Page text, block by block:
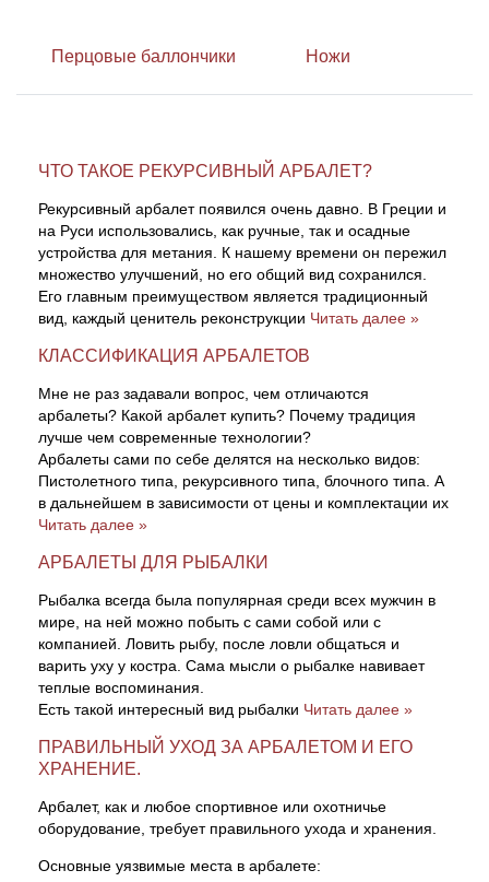
Перцовые баллончики Ножи
ЧТО ТАКОЕ РЕКУРСИВНЫЙ АРБАЛЕТ?
Рекурсивный арбалет появился очень давно. В Греции и
на Руси использовались, как ручные, так и осадные
устройства для метания. К нашему времени он пережил
множество улучшений, но его общий вид сохранился.
Его главным преимуществом является традиционный
вид, каждый ценитель реконструкции Читать далее »
КЛАССИФИКАЦИЯ АРБАЛЕТОВ
Мне не раз задавали вопрос, чем отличаются
арбалеты? Какой арбалет купить? Почему традиция
лучше чем современные технологии?
Арбалеты сами по себе делятся на несколько видов:
Пистолетного типа, рекурсивного типа, блочного типа. А
в дальнейшем в зависимости от цены и комплектации их
Читать далее »
АРБАЛЕТЫ ДЛЯ РЫБАЛКИ
Рыбалка всегда была популярная среди всех мужчин в
мире, на ней можно побыть с сами собой или с
компанией. Ловить рыбу, после ловли общаться и
варить уху у костра. Сама мысли о рыбалке навивает
теплые воспоминания.
Есть такой интересный вид рыбалки Читать далее »
ПРАВИЛЬНЫЙ УХОД ЗА АРБАЛЕТОМ И ЕГО
ХРАНЕНИЕ.
Арбалет, как и любое спортивное или охотничье
оборудование, требует правильного ухода и хранения.
Основные уязвимые места в арбалете:
Натяжители для арбалетов
Ремни и петли
Рукоятки для лука
Плечи для лука
Нагрудники
Напальчники для классических луков
Перчатки для традиционных луков
Полочки для лука
Кликеры для лука
Плунжеры для лука
Киссеры для лука
Инсерты для лучных стрел
Стрелы для лука
Выниматели для стрел
Непальские кукри
Ножи танто
Топоры
Топорики-томагавки
Мультитулы
Метательные ножи
Ножи складные
Паста для полировки ножей